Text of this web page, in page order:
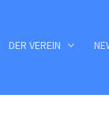
DER VEREIN